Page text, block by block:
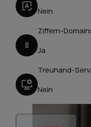
Nein
Ziffern-
Ja
Treuhand-
Nein